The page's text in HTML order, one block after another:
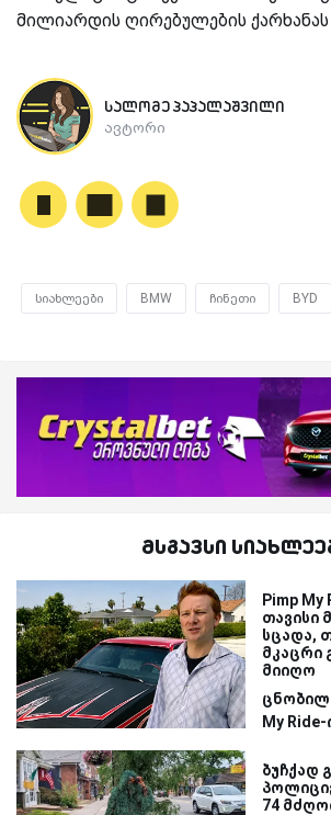
მილიარდის ღირებულების ქარხანას
სალომე პაპალაშვილი
ავტორი
სიახლეები BMW ჩინეთი BYD
მსგავსი
Pimp
თავისი
სცადა,
მკაცრი
მიიღო
My
ბუჩქად
74